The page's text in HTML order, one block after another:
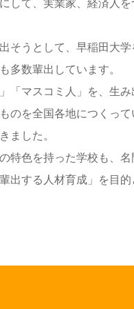
して、実業家、経済人
そうとして、早稲田大学
多数輩出しています。
「マスコミ人」を、生
のを全国各地につくっ
ました。
特色を持った学校も、名
出する人材育成」を目的